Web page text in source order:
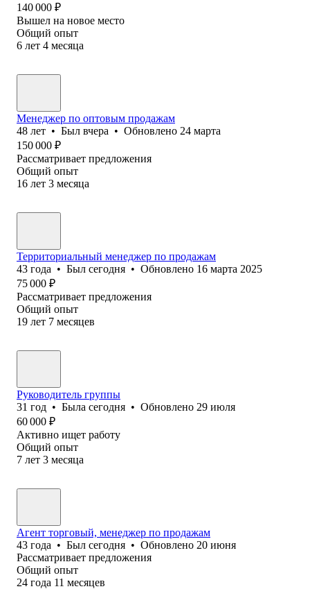
140 000 ₽
Вышел на новое место
Общий опыт
6 лет 4 месяца
Менеджер по оптовым продажам
48 лет • Был вчера • Обновлено 24 марта
150 000 ₽
Рассматривает предложения
Общий опыт
16 лет 3 месяца
Территориальный менеджер по продажам
43 года • Был сегодня • Обновлено 16 марта 2025
75 000 ₽
Рассматривает предложения
Общий опыт
19 лет 7 месяцев
Руководитель группы
31 год • Была сегодня • Обновлено 29 июля
60 000 ₽
Активно ищет работу
Общий опыт
7 лет 3 месяца
Агент торговый, менеджер по продажам
43 года • Был сегодня • Обновлено 20 июня
Рассматривает предложения
Общий опыт
24 года 11 месяцев